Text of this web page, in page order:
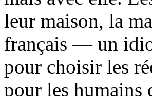
leur maison, la
français — un
pour choisir les
pour les humains